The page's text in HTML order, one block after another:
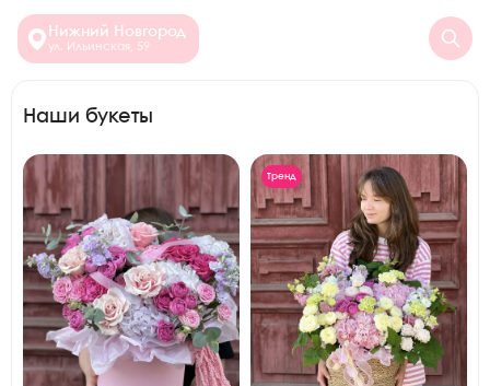
Нижний Новгород
ул. Ильинская, 59
Наши букеты
Тренд